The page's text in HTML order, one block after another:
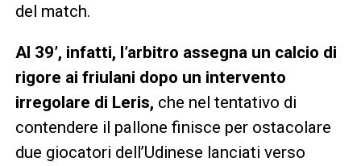
del match.
Al 39’, infatti, l’arbitro assegna un calcio di
rigore ai friulani dopo un intervento
irregolare di Leris, che nel tentativo di
contendere il pallone finisce per ostacolare
due giocatori dell’Udinese lanciati verso